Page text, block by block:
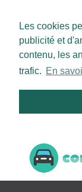
Les cookies
publicité et
contenu, les
trafic. En